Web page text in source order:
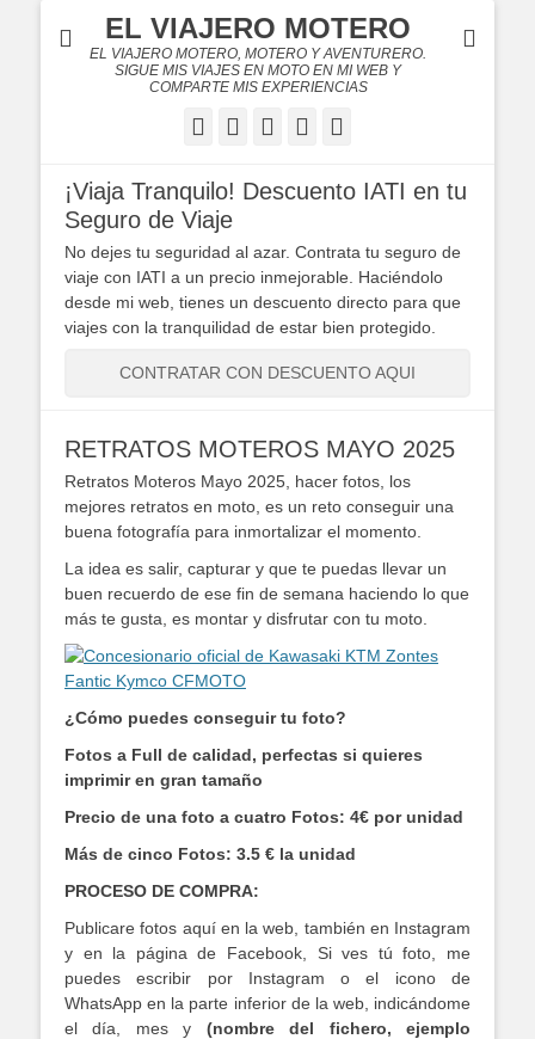
EL VIAJERO MOTERO
EL VIAJERO MOTERO, MOTERO Y AVENTURERO.
SIGUE MIS VIAJES EN MOTO EN MI WEB Y
COMPARTE MIS EXPERIENCIAS
Facebook
Twitter
FlickrYouTube
¡Viaja Tranquilo! Descuento IATI en tu
Seguro de Viaje
No dejes tu seguridad al azar. Contrata tu seguro de
viaje con IATI a un precio inmejorable. Haciéndolo
desde mi web, tienes un descuento directo para que
viajes con la tranquilidad de estar bien protegido.
CONTRATAR CON DESCUENTO AQUI
RETRATOS MOTEROS MAYO 2025
Retratos Moteros Mayo 2025, hacer fotos, los
mejores retratos en moto, es un reto conseguir una
buena fotografía para inmortalizar el momento.
La idea es salir, capturar y que te puedas llevar un
buen recuerdo de ese fin de semana haciendo lo que
más te gusta, es montar y disfrutar con tu moto.
¿Cómo puedes conseguir tu foto?
Fotos a Full de calidad, perfectas si quieres
imprimir en gran tamaño
Precio de una foto a cuatro Fotos: 4€ por unidad
Más de cinco Fotos: 3.5 € la unidad
PROCESO DE COMPRA:
Publicare fotos aquí en la web, también en Instagram
y en la página de Facebook, Si ves tú foto, me
puedes escribir por Instagram o el icono de
WhatsApp en la parte inferior de la web, indicándome
el día, mes y (nombre del fichero, ejemplo